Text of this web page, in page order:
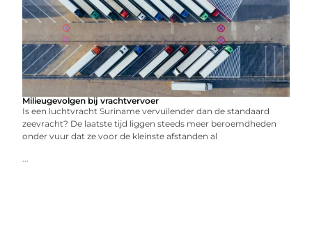
Milieugevolgen bij vrachtvervoer
Is een luchtvracht Suriname vervuilender dan de standaard
zeevracht? De laatste tijd liggen steeds meer beroemdheden
onder vuur dat ze voor de kleinste afstanden al
...